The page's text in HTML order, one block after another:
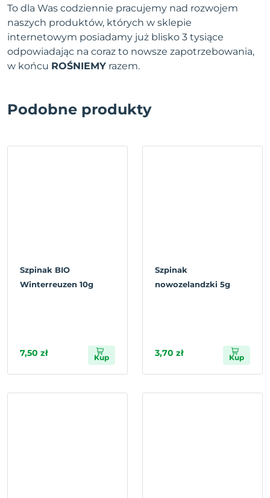
To dla Was codziennie pracujemy nad rozwojem
naszych produktów, których w sklepie
internetowym posiadamy już blisko 3 tysiące
odpowiadając na coraz to nowsze zapotrzebowania,
w końcu ROŚNIEMY razem.
Podobne produkty
Szpinak BIO
Winterreuzen 10g
7,50 zł Kup
Szpinak
nowozelandzki 5g
3,70 zł Kup